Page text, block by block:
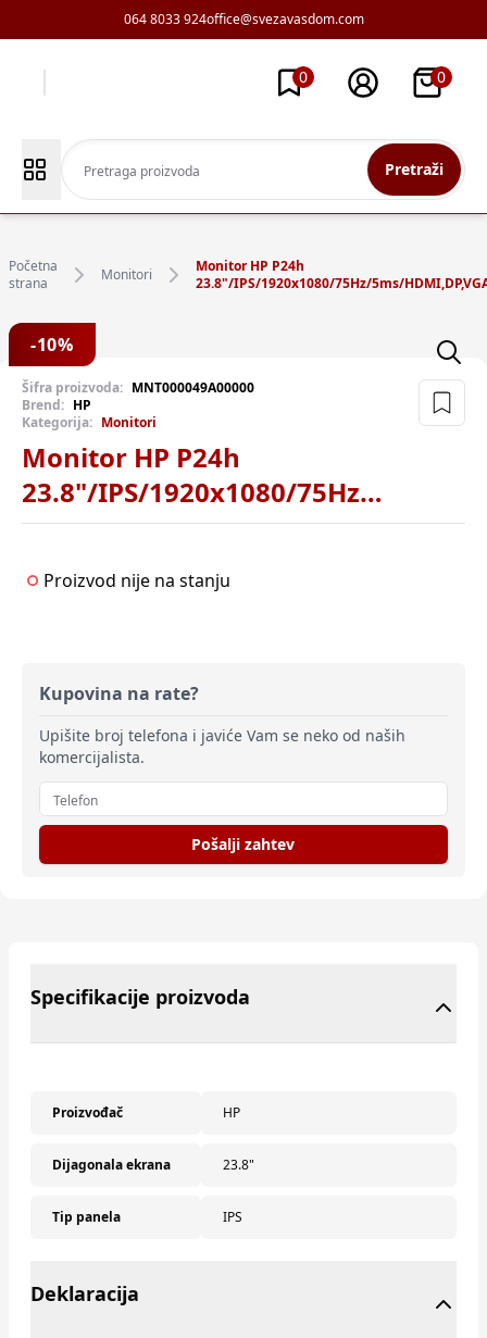
064 8033 924office@svezavasdom.com
0 0
Pretraži
Početna
strana
Monitori
Monitor HP P24h
23.8"/IPS/1920x1080/75Hz/5ms/
-10%
Šifra proizvoda: MNT000049A00000
Brend: HP
Kategorija: Monitori
Monitor HP P24h
23.8"/IPS/1920x1080/75Hz/5ms/HDMI,DP,VGA/VESA/visina/3g
Proizvod nije na stanju
Kupovina na rate?
Upišite broj telefona i javiće Vam se neko od naših
komercijalista.
Pošalji zahtev
Specifikacije proizvoda
Proizvođač HP
Dijagonala ekrana 23.8"
Tip panela IPS
Deklaracija